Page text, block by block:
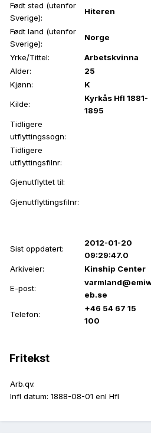
Født sted (utenfor
Sverige):
Hiteren
Født land (utenfor
Sverige):
Norge
Yrke/Tittel:
Arbetskvinna
Alder:
25
Kjønn:
K
Kilde:
Kyrkås Hfl 1881-
1895
Tidligere
utflyttingssogn:
Tidligere
utflyttingsfilnr:
Gjenutflyttet til:
Gjenutflyttingsfilnr:
Sist oppdatert:
2012-01-20
09:29:47.0
Arkiveier:
Kinship Center
E-post:
eb.se
Telefon:
+46 54 67 15
100
Fritekst
Arb.qv.
Infl datum: 1888-08-01 enl Hfl